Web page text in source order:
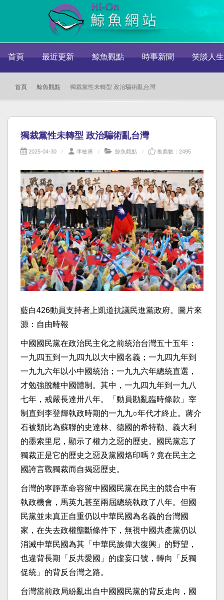
首頁 最近更新 鯨魚觀點 時事新聞 笑談人生
首頁 鯨魚觀點 獨裁黨性未轉型 政治騙術亂台灣
獨裁黨性未轉型 政治騙術亂台灣
2025-04-30 李敏勇 鯨魚觀點 推薦數：2495
藍白426動員支持者上凱道抗議民進黨政府。圖片來
源：自由時報
中國國民黨在政治民主化之前統治台灣五十五年：
一九四五到一九四九以大中國名義；一九四九年到
一九九六年以小中國統治；一九九六年總統直選，
才勉強脫離中國體制。其中，一九四九年到一九八
七年，戒嚴長達卅八年。「動員勘亂臨時條款」宰
制直到李登輝執政時期的一九九○年代才終止。蔣介
石被類比為蘇聯的史達林、德國的希特勒、義大利
的墨索里尼，顯示了權力之惡的歷史。國民黨忘了
獨裁正是它的歷史之惡及黨國烙印嗎？竟在民主之
國誇言戰獨裁而自揭惡歷史。
台灣的寧靜革命容留中國國民黨在民主的競合中有
執政機會，馬英九甚至兩屆總統執政了八年。但國
民黨並未真正自重仍以中華民國為名義的台灣國
家，在失去政權壟斷條件下，無視中國共產黨仍以
消滅中華民國為其「中華民族偉大復興」的野望，
也違背長期「反共愛國」的虛妄口號，轉向「反獨
促統」的背反台灣之路。
台灣當前政局紛亂出自中國國民黨的背反走向，國